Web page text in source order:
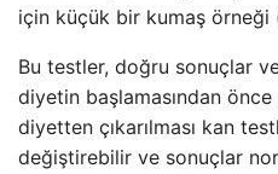
için küçük bir kumaş
Bu testler, doğru sonuçlar
diyetin başlamasından önce
diyetten çıkarılması kan
değiştirebilir ve sonuçlar